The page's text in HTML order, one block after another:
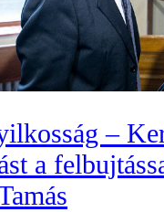
–
a